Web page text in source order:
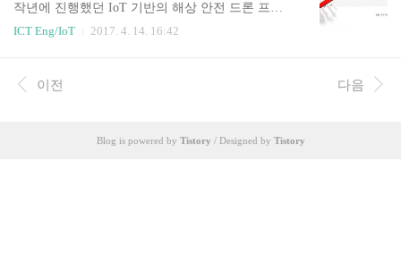
작년에 진행했던 IoT 기반의 해상 안전 드론 프로
젝트(SAFER)를 진행하면서 사용했던 KT사의 개
방형 IoT플랫폼에 대해서 설명하고자 한다. 팀원들
을 직접 학습하고 비교해 본 결과 KT의 IoT플랫폼
을 선정했으며, IoTMakers의 메인페이지에 가보면
플랫폼에 대해서 몰랐던 사용자를 위한 자세한 설
ICT Eng/IoT 2017. 4. 14. 16:42
이전 다음
Blog is powered by Tistory / Designed by Tistory